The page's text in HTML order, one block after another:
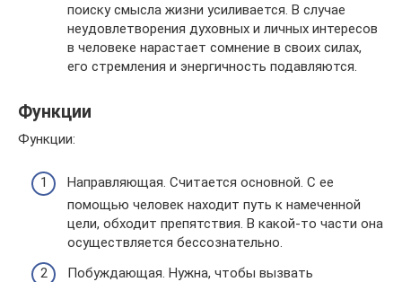
поиску смысла жизни усиливается. В случае
неудовлетворения духовных и личных интересов
в человеке нарастает сомнение в своих силах,
его стремления и энергичность подавляются.
Функции
Функции:
Направляющая. Считается основной. С ее
помощью человек находит путь к намеченной
цели, обходит препятствия. В какой-то части она
осуществляется бессознательно.
Побуждающая. Нужна, чтобы вызвать